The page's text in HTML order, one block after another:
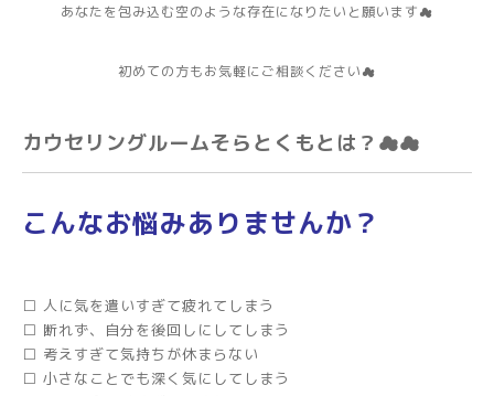
あなたを包み込む空のような存在になりたいと願います☁
初めての方もお気軽にご相談ください☁
カウセリングルームそらとくもとは？☁☁
こんなお悩みありませんか？
□ 人に気を遣いすぎて疲れてしまう
□ 断れず、自分を後回しにしてしまう
□ 考えすぎて気持ちが休まらない
□ 小さなことでも深く気にしてしまう